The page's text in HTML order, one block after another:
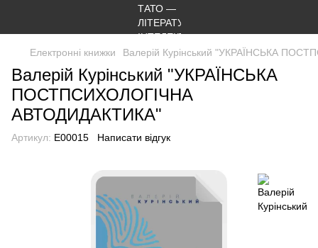
Електронні книжки Валерій Курінський "УКРАЇНСЬКА
Валерій Курінський "УКРАЇНСЬКА
ПОСТПСИХОЛОГІЧНА
АВТОДИДАКТИКА"
Артикул: E00015 Написати відгук